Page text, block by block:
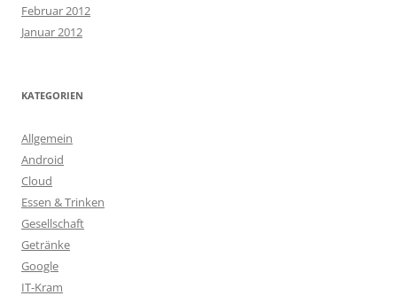
Februar 2012
Januar 2012
KATEGORIEN
Allgemein
Android
Cloud
Essen & Trinken
Gesellschaft
Getränke
Google
IT-Kram